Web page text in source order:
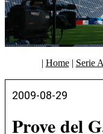
| Home| Serie A
2009-08-29
Prove del